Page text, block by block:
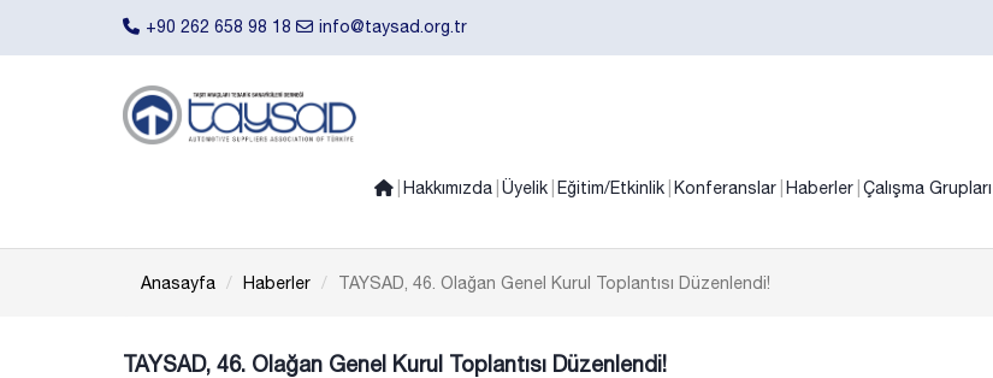
+90 262 658 98 18 info@taysad.org.tr
Hakkımızda Üyelik Eğitim/Etkinlik Konferanslar Haberler Çalışma Grupları
Anasayfa Haberler TAYSAD, 46. Olağan Genel Kurul Toplantısı Düzenlendi!
TAYSAD, 46. Olağan Genel Kurul Toplantısı Düzenlendi!